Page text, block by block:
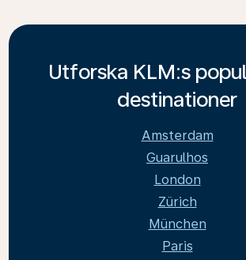
Utforska KLM:s
destinationer
Amsterdam
Guarulhos
London
Zürich
München
Paris